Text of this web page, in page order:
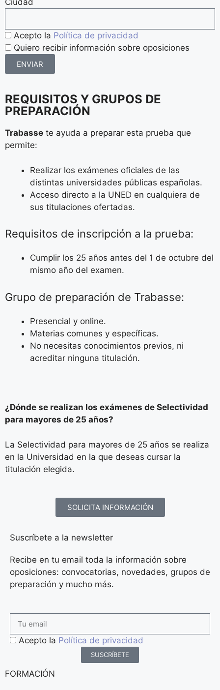
Ciudad
Acepto la Política de privacidad
Quiero recibir información sobre oposiciones
ENVIAR
REQUISITOS Y GRUPOS DE
PREPARACIÓN
Trabasse te ayuda a preparar esta prueba que
permite:
Realizar los exámenes oficiales de las
distintas universidades públicas españolas.
Acceso directo a la UNED en cualquiera de
sus titulaciones ofertadas.
Requisitos de inscripción a la prueba:
Cumplir los 25 años antes del 1 de octubre del
mismo año del examen.
Grupo de preparación de Trabasse:
Presencial y online.
Materias comunes y específicas.
No necesitas conocimientos previos, ni
acreditar ninguna titulación.
¿Dónde se realizan los exámenes de Selectividad
para mayores de 25 años?
La Selectividad para mayores de 25 años se realiza
en la Universidad en la que deseas cursar la
titulación elegida.
SOLICITA INFORMACIÓN
Suscríbete a la newsletter
Recibe en tu email toda la información sobre
oposiciones: convocatorias, novedades, grupos de
preparación y mucho más.
Acepto la Política de privacidad
SUSCRÍBETE
FORMACIÓN